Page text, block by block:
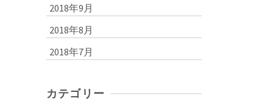
2018年9月
2018年8月
2018年7月
カテゴリー